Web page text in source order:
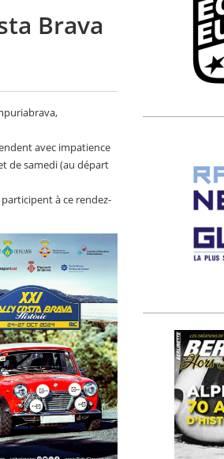
Brava
avec impatience
de samedi (au départ
à ce rendez-